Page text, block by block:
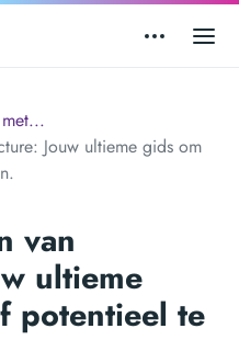
Jouw ultieme gids om
van
ultieme
potentieel te